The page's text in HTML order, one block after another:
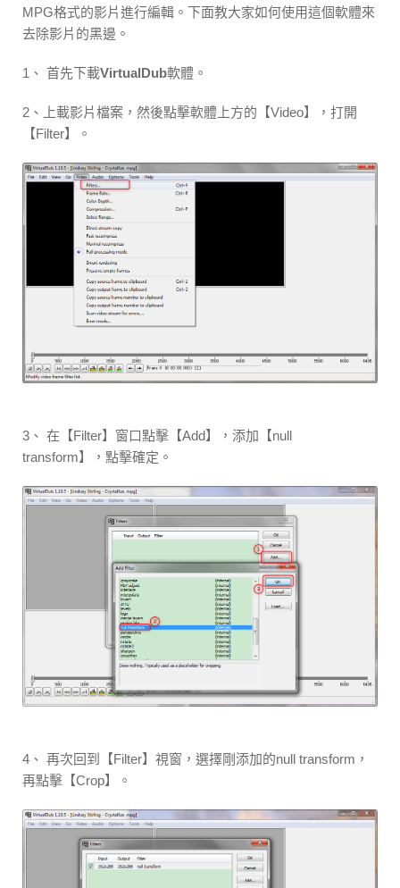
MPG格式的影片進行編輯。下面教大家如何使用這個軟體來
去除影片的黑邊。
1、 首先下載VirtualDub軟體。
2、上載影片檔案，然後點擊軟體上方的【Video】，打開
【Filter】。
3、 在【Filter】窗口點擊【Add】，添加【null
transform】，點擊確定。
4、 再次回到【Filter】視窗，選擇剛添加的null transform，
再點擊【Crop】。